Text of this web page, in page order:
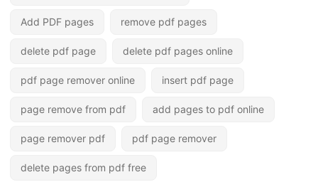
Add PDF pages remove pdf pages
delete pdf page delete pdf pages online
pdf page remover online insert pdf page
page remove from pdf add pages to pdf online
page remover pdf pdf page remover
delete pages from pdf free